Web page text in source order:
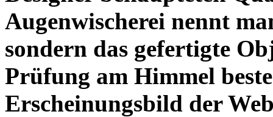
Augenwischerei nennt
sondern das gefertigte
Prüfung am Himmel
Erscheinungsbild der